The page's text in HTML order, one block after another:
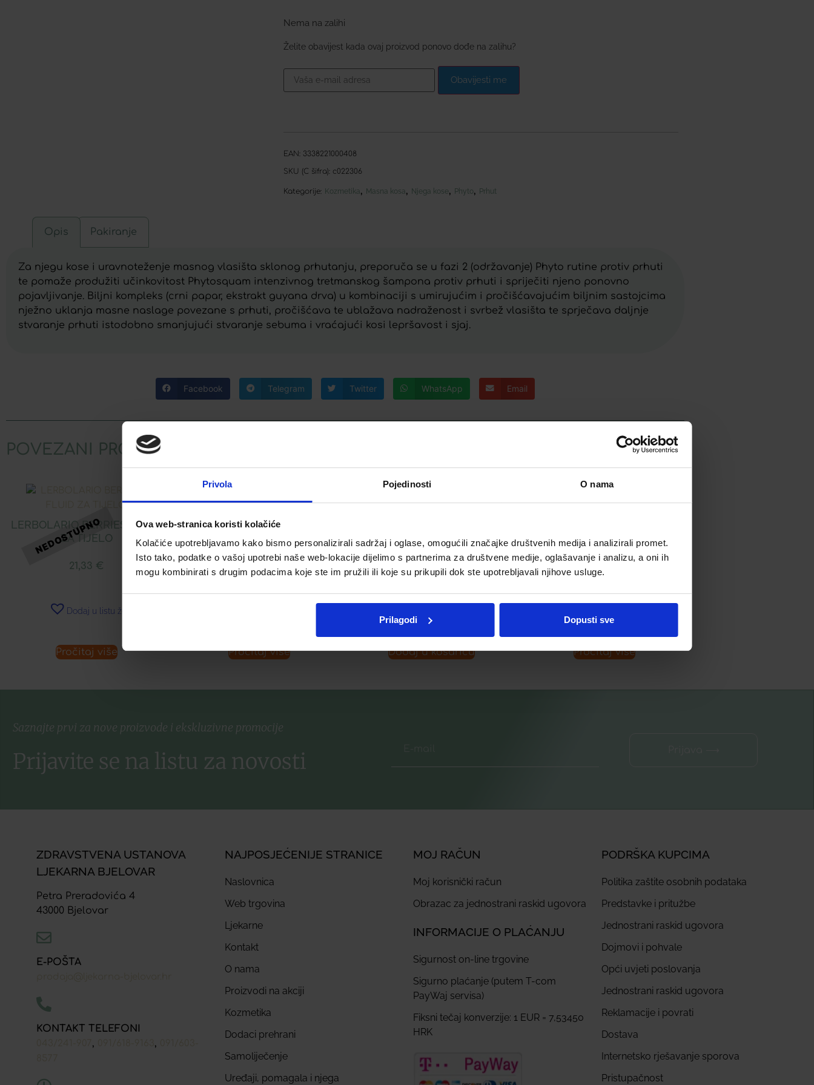
Privola Pojedinosti O nama
Ova web-stranica koristi kolačiće
Kolačiće upotrebljavamo kako bismo personalizirali sadržaj i oglase, omogućili značajke društvenih medija i analizirali promet.
Isto tako, podatke o vašoj upotrebi naše web-lokacije dijelimo s partnerima za društvene medije, oglašavanje i analizu, a oni ih
mogu kombinirati s drugim podacima koje ste im pružili ili koje su prikupili dok ste upotrebljavali njihove usluge.
Prilagodi Dopusti sve
Nema na zalihi
Želite obavijest kada ovaj proizvod ponovo dođe na zalihu?
Obavijesti me
EAN: 3338221000408
SKU (C šifra): c022306
Kategorije: Kozmetika, Masna kosa, Njega kose, Phyto, Prhut
Opis Pakiranje
Za njegu kose i uravnoteženje masnog vlasišta sklonog prhutanju, preporuča se u fazi 2 (održavanje) Phyto rutine protiv prhuti
te pomaže produžiti učinkovitost Phytosquam intenzivnog tretmanskog šampona protiv prhuti i spriječiti njeno ponovno
pojavljivanje. Biljni kompleks (crni papar, ekstrakt guyana drva) u kombinaciji s umirujućim i pročišćavajućim biljnim sastojcima
nježno uklanja masne naslage povezane s prhuti, pročišćava te ublažava nadraženost i svrbež vlasišta te sprječava daljnje
stvaranje prhuti istodobno smanjujući stvaranje sebuma i vraćajući kosi lepršavost i sjaj.
Facebook Telegram Twitter WhatsApp Email
POVEZANI PROIZVODI
LERBOLARIO BERRIES FLUID
ZA TIJELO
21,33 €
Dodaj u listu želja
Pročitaj više
LERBOLARIO BERRIES
PARFEM
28,74
Pročitaj više
APIVITA AQUA BEELICIOUS
HIDRATANTNA KREMA
BOGATE TEKSTURE
29,90€
Dodaj u listu želja
Dodaj u košaricu
ČIŠĆENJE LICA
16,89
Pročitaj više
Saznajte prvi za nove proizvode i ekskluzivne promocije
Prijavite se na listu za novosti
ZDRAVSTVENA USTANOVA
LJEKARNA BJELOVAR
Petra Preradovića 4
43000 Bjelovar
E-POŠTA
KONTAKT TELEFONI
, ,
NAJPOSJEĆENIJE STRANICE
Naslovnica
Web trgovina
Ljekarne
Kontakt
O nama
Proizvodi na akciji
Kozmetika
Dodaci prehrani
Samoliječenje
Uređaji, pomagala i njega
MOJ RAČUN
Moj korisnički račun
Obrazac za jednostrani raskid ugovora
INFORMACIJE O PLAĆANJU
Sigurnost on-line trgovine
Sigurno plaćanje (putem T-com
PayWaj servisa)
Fiksni tečaj konverzije: 1 EUR = 7,53450
HRK
PODRŠKA KUPCIMA
Politika zaštite osobnih podataka
Predstavke i pritužbe
Jednostrani raskid ugovora
Dojmovi i pohvale
Opći uvjeti poslovanja
Jednostrani raskid ugovora
Reklamacije i povrati
Dostava
Internetsko rješavanje sporova
Pristupačnost